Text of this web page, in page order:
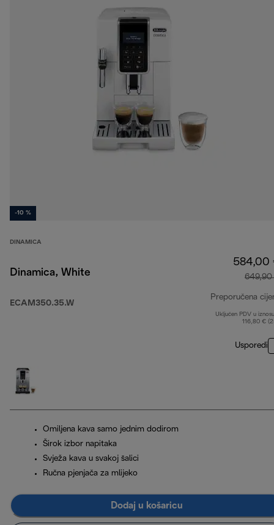
-10 %
DINAMICA
Dinamica, White
ECAM350.35.W
584,00
Preporučena
Uključen PDV u
116,80 €
Usporedi
Omiljena kava samo jednim dodirom
Širok izbor napitaka
Svježa kava u svakoj šalici
Ručna pjenjača za mlijeko
Dodaj u košaricu